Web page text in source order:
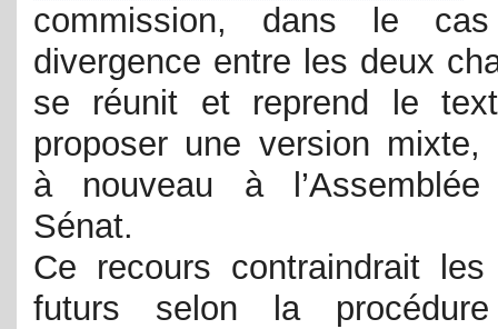
commission, dans le cas
divergence entre les deux
se réunit et reprend le
proposer une version mixte,
à nouveau à
Sénat.
Ce recours contraindrait les
futurs selon la